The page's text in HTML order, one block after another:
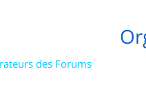
des Forums